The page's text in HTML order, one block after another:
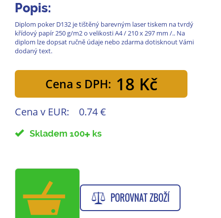
Popis:
Diplom poker D132 je tištěný barevným laser tiskem na tvrdý
křídový papír 250 g/m2 o velikosti A4 / 210 x 297 mm /.. Na
diplom lze dopsat ručně údaje nebo zdarma dotisknout Vámi
dodaný text.
Cena s DPH: 18 Kč
Cena v EUR: 0.74 €
Skladem 100 ks
POROVNAT ZBOŽÍ